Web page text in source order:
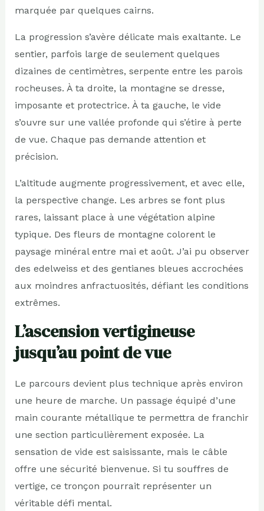
marquée par quelques cairns.
La progression s’avère délicate mais exaltante. Le
sentier, parfois large de seulement quelques
dizaines de centimètres, serpente entre les parois
rocheuses. À ta droite, la montagne se dresse,
imposante et protectrice. À ta gauche, le vide
s’ouvre sur une vallée profonde qui s’étire à perte
de vue. Chaque pas demande attention et
précision.
L’altitude augmente progressivement, et avec elle,
la perspective change. Les arbres se font plus
rares, laissant place à une végétation alpine
typique. Des fleurs de montagne colorent le
paysage minéral entre mai et août. J’ai pu observer
des edelweiss et des gentianes bleues accrochées
aux moindres anfractuosités, défiant les conditions
extrêmes.
L’ascension vertigineuse
jusqu’au point de vue
Le parcours devient plus technique après environ
une heure de marche. Un passage équipé d’une
main courante métallique te permettra de franchir
une section particulièrement exposée. La
sensation de vide est saisissante, mais le câble
offre une sécurité bienvenue. Si tu souffres de
vertige, ce tronçon pourrait représenter un
véritable défi mental.